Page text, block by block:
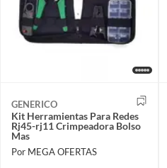
GENERICO
Kit Herramientas Para Redes
Rj45-rj11 Crimpeadora Bolso
Mas
Por MEGA OFERTAS